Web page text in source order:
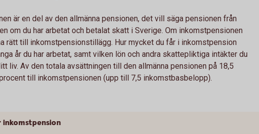
är en del av den allmänna pensionen, det vill säga pensionen från
om du har arbetat och betalat skatt i Sverige. Om inkomstpensionen
rätt till inkomstpensionstillägg. Hur mycket du får i inkomstpension
år du har arbetat, samt vilken lön och andra skattepliktiga intäkter du
liv. Av den totala avsättningen till den allmänna pensionen på 18,5
till inkomstpensionen (upp till 7,5 inkomstbasbelopp).
inkomstpension